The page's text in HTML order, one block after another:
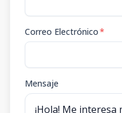
Correo Electrónico*
Mensaje